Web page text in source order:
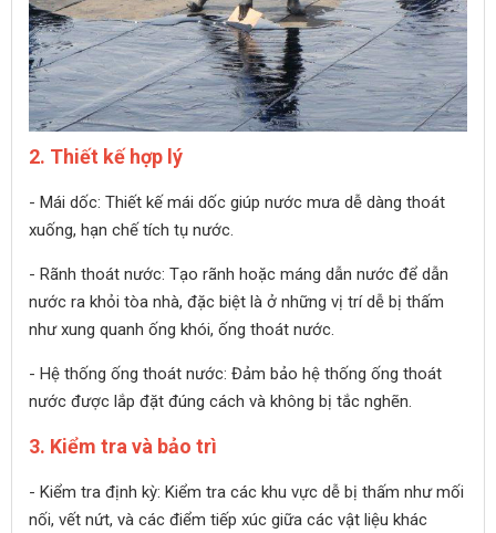
2. Thiết kế hợp lý
- Mái dốc: Thiết kế mái dốc giúp nước mưa dễ dàng thoát
xuống, hạn chế tích tụ nước.
- Rãnh thoát nước: Tạo rãnh hoặc máng dẫn nước để dẫn
nước ra khỏi tòa nhà, đặc biệt là ở những vị trí dễ bị thấm
như xung quanh ống khói, ống thoát nước.
- Hệ thống ống thoát nước: Đảm bảo hệ thống ống thoát
nước được lắp đặt đúng cách và không bị tắc nghẽn.
3. Kiểm tra và bảo trì
- Kiểm tra định kỳ: Kiểm tra các khu vực dễ bị thấm như mối
nối, vết nứt, và các điểm tiếp xúc giữa các vật liệu khác